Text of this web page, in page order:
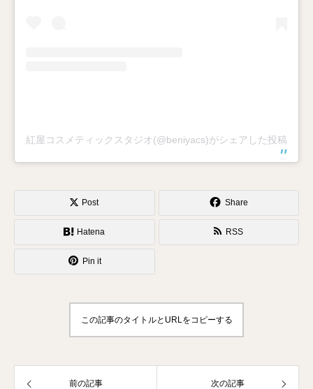
紅屋コスメティックスタジオ(@beniyacs)がシェアした投稿
Post Share
Hatena RSS
Pin it
この記事のタイトルとURLをコピーする
前の記事 次の記事